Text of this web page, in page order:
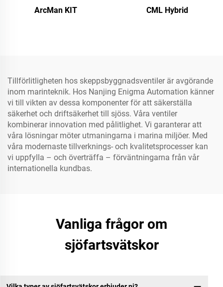
ArcMan KIT CML Hybrid
Tillförlitligheten hos skeppsbyggnadsventiler är avgörande
inom marinteknik. Hos Nanjing Enigma Automation känner
vi till vikten av dessa komponenter för att säkerställa
säkerhet och driftsäkerhet till sjöss. Våra ventiler
kombinerar innovation med pålitlighet. Vi garanterar att
våra lösningar möter utmaningarna i marina miljöer. Med
våra modernaste tillverknings- och kvalitetsprocesser kan
vi uppfylla – och överträffa – förväntningarna från vår
internationella kundbas.
Vanliga frågor om
sjöfartsvätskor